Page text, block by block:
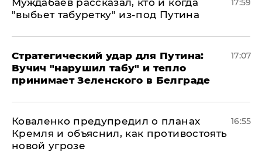
Муждабаев рассказал, кто и когда
"выбьет табуретку" из-под Путина
17:59
Стратегический удар для Путина:
Вучич "нарушил табу" и тепло
принимает Зеленского в Белграде
17:07
Коваленко предупредил о планах
Кремля и объяснил, как противостоять
новой угрозе
16:55